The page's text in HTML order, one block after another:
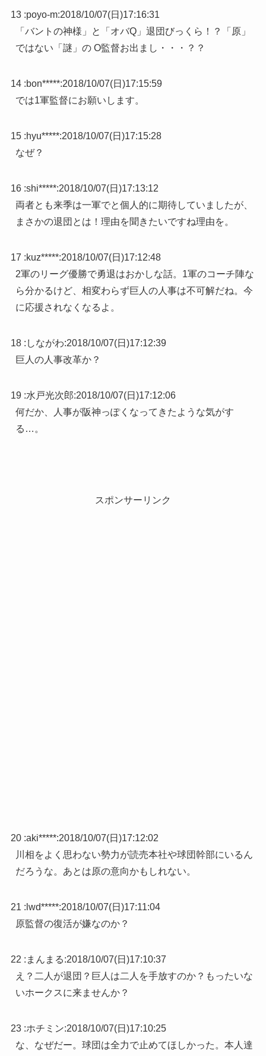
13 :poyo-m:2018/10/07(日)17:16:31
「バントの神様」と「オバQ」退団びっくら！？「原」
ではない「謎」の O監督お出まし・・・？？
14 :bon*****:2018/10/07(日)17:15:59
では1軍監督にお願いします。
15 :hyu*****:2018/10/07(日)17:15:28
なぜ？
16 :shi*****:2018/10/07(日)17:13:12
両者とも来季は一軍でと個人的に期待していましたが、
まさかの退団とは！理由を聞きたいですね理由を。
17 :kuz*****:2018/10/07(日)17:12:48
2軍のリーグ優勝で勇退はおかしな話。1軍のコーチ陣な
ら分かるけど、相変わらず巨人の人事は不可解だね。今
に応援されなくなるよ。
18 : しながわ:2018/10/07(日)17:12:39
巨人の人事改革か？
19 :水戸光次郎:2018/10/07(日)17:12:06
何だか、人事が阪神っぽくなってきたような気がす
る…。
スポンサーリンク
20 :aki*****:2018/10/07(日)17:12:02
川相をよく思わない勢力が読売本社や球団幹部にいるん
だろうな。あとは原の意向かもしれない。
21 : lwd*****:2018/10/07(日)17:11:04
原監督の復活が嫌なのか？
22 : まんまる:2018/10/07(日)17:10:37
え？二人が退団？巨人は二人を手放すのか？もったいな
いホークスに来ませんか？
23 :ホチミン:2018/10/07(日)17:10:25
な、なぜだー。球団は全力で止めてほしかった。本人達